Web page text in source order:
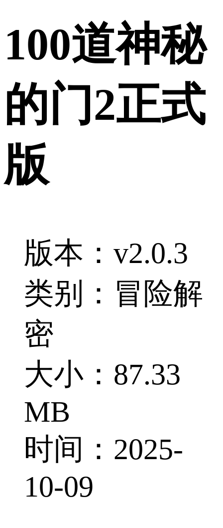
100道神秘
的门2正式
版
版本：v2.0.3
类别：冒险解
密
大小：87.33
MB
时间：2025-
10-09